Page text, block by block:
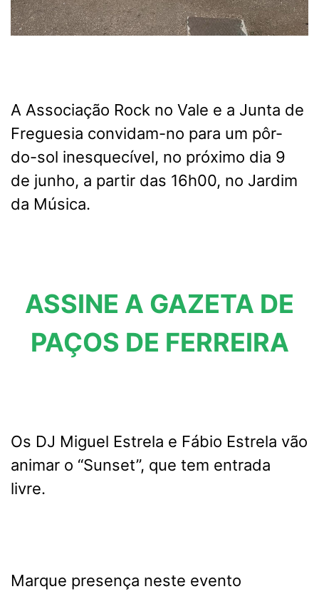
A Associação Rock no Vale e a Junta de
Freguesia convidam-no para um pôr-
do-sol inesquecível, no próximo dia 9
de junho, a partir das 16h00, no Jardim
da Música.
ASSINE A GAZETA DE
PAÇOS DE FERREIRA
Os DJ Miguel Estrela e Fábio Estrela vão
animar o “Sunset”, que tem entrada
livre.
Marque presença neste evento